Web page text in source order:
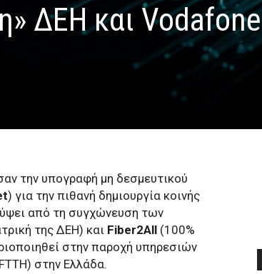
ΔΕΗ και Vodafone
την υπογραφή μη δεσμευτικού
) για την πιθανή δημιουργία κοινής
από τη συγχώνευση των
της ΔΕΗ) και Fiber2All (100%
στην παροχή υπηρεσιών
στην Ελλάδα.